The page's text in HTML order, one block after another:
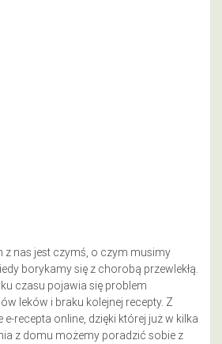
z nas jest czymś, o czym musimy
borykamy się z chorobą przewlekłą.
czasu pojawia się problem
leków i braku kolejnej recepty. Z
recepta online, dzięki której już w kilka
z domu możemy poradzić sobie z